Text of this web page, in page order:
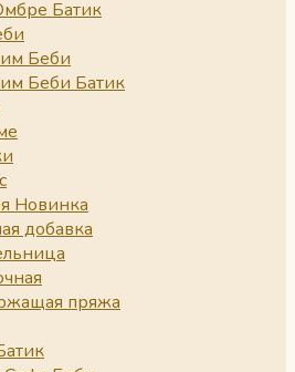
Батик
Беби
Беби Батик
Новинка
добавка
пряжа